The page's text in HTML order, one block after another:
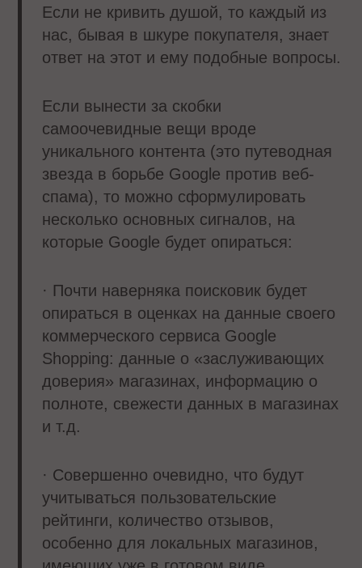
Если не кривить душой, то каждый из
нас, бывая в шкуре покупателя, знает
ответ на этот и ему подобные вопросы.
Если вынести за скобки
самоочевидные вещи вроде
уникального контента (это путеводная
звезда в борьбе Google против веб-
спама), то можно сформулировать
несколько основных сигналов, на
которые Google будет опираться:
· Почти наверняка поисковик будет
опираться в оценках на данные своего
коммерческого сервиса Google
Shopping: данные о «заслуживающих
доверия» магазинах, информацию о
полноте, свежести данных в магазинах
и т.д.
· Совершенно очевидно, что будут
учитываться пользовательские
рейтинги, количество отзывов,
особенно для локальных магазинов,